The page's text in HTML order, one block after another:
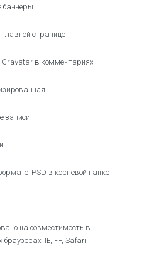
баннеры
странице
в комментариях
записи
.PSD в корневой папке
на совместимость в
браузерах: IE, FF, Safari